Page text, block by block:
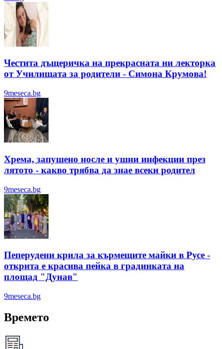
Честита дъщеричка на прекрасната ни лекторка
от Училищата за родители - Симона Крумова!
9meseca.bg
Хрема, запушено носле и ушни инфекции през
лятотo - какво трябва да знае всеки родител
9meseca.bg
Пеперудени крила за кърмещите майки в Русе -
открита е красива пейка в градинката на
площад "Дунав"
9meseca.bg
Времето